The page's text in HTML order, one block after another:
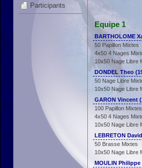
Participants
Equipe 1
BARTHOLOME
50 Papillon Mixtes
4x50 4 Nages
10x50 Nage Libre
DONDEL Theo
50 Nage Libre
10x50 Nage Libre
GARON Vincent
100 Papillon Mixtes
4x50 4 Nages
10x50 Nage Libre
LEBRETON
50 Brasse Mixtes
10x50 Nage Libre
MOULIN Philippe